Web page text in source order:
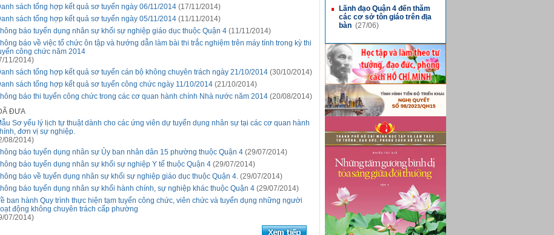
sách tổng hợp kết quả sơ tuyển ngày 06/11/2014(17/11/2014)
sách tổng hợp kết quả sơ tuyển ngày 05/11/2014(11/11/2014)
báo tuyển dụng nhân sự khối sự nghiệp giáo dục thuộc Quận 4(11/11/2014)
báo về việc tổ chức ôn tập và hướng dẫn làm bài thi trắc nghiệm trên máy tính trong kỳ thi
công chức năm 2014
11/2014)
sách tổng hợp kết quả sơ tuyển cán bộ không chuyên trách ngày 21/10/2014(30/10/2014)
sách tổng hợp kết quả sơ tuyển công chức ngày 11/10/2014(21/10/2014)
báo thi tuyển công chức trong các cơ quan hành chính Nhà nước năm 2014(20/08/2014)
ĐƯA
Sơ yếu lý lịch tự thuật dành cho các ứng viên dự tuyển dụng nhân sự tại các cơ quan hành
đơn vị sự nghiệp.
08/2014)
báo tuyển dụng nhân sự Ủy ban nhân dân 15 phường thuộc Quận 4(29/07/2014)
báo tuyển dụng nhân sự khối sự nghiệp Y tế thuộc Quận 4(29/07/2014)
báo về tuyển dụng nhân sự khối sự nghiệp giáo dục thuộc Quận 4.(29/07/2014)
báo tuyển dụng nhân sự khối hành chính, sự nghiệp khác thuộc Quận 4(29/07/2014)
ban hành Quy trình thực hiện tạm tuyển công chức, viên chức và tuyển dụng những người
động không chuyên trách cấp phường
07/2014)
■
Lãnh đạo Quận 4 đến thăm
các cơ sở tôn giáo trên địa
bàn (27/06)